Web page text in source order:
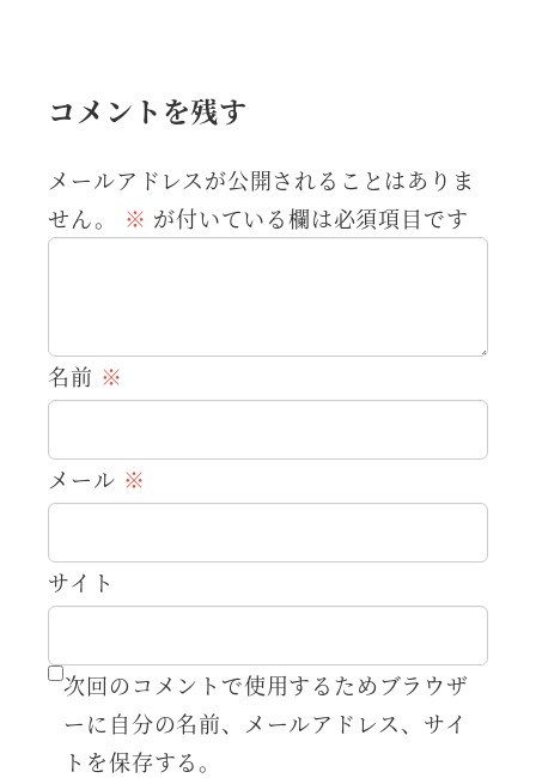
コメントを残す
メールアドレスが公開されることはありま
せん。
※ が付いている欄は必須項目です
名前 ※
メール ※
サイト
次回のコメントで使用するためブラウザ
ーに自分の名前、メールアドレス、サイ
トを保存する。